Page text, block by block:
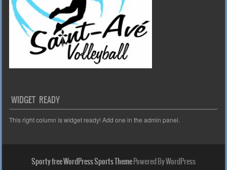
WIDGET READY
This right column is widget ready! Add one in the admin panel.
Sporty free WordPress Sports ThemePowered By WordPress